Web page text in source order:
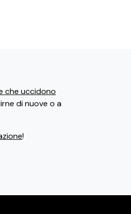
che uccidono
di nuove o a
!